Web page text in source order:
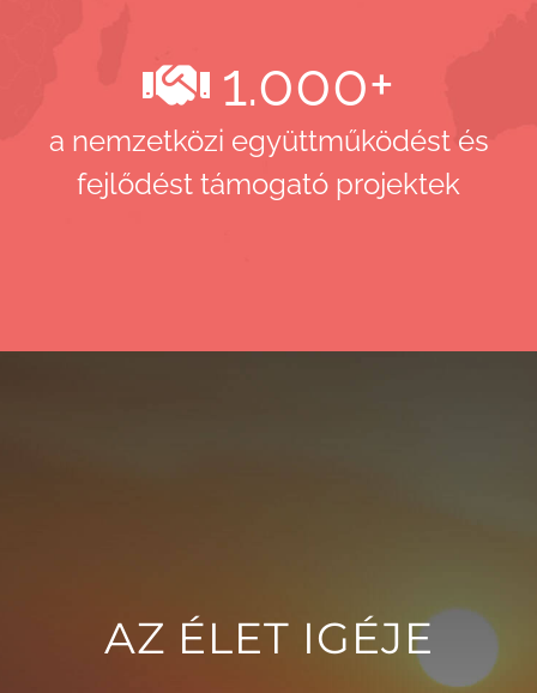
1.000+
a nemzetközi együttműködést és
fejlődést támogató projektek
AZ ÉLET IGÉJE